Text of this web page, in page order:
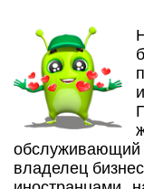
владелец